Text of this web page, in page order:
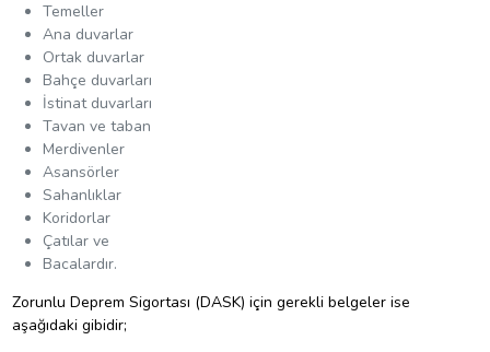
Temeller
Ana duvarlar
Ortak duvarlar
Bahçe duvarları
İstinat duvarları
Tavan ve taban
Merdivenler
Asansörler
Sahanlıklar
Koridorlar
Çatılar ve
Bacalardır.
Zorunlu Deprem Sigortası (DASK) için gerekli belgeler ise
aşağıdaki gibidir;